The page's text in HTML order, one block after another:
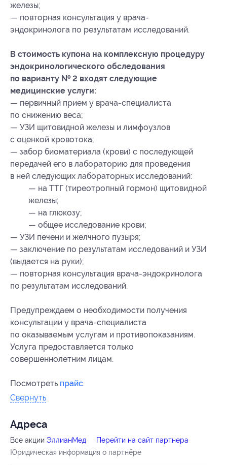
железы;
— повторная консультация у врача-
эндокринолога по результатам исследований.
В стоимость купона на комплексную процедуру
эндокринологического обследования
по варианту № 2 входят следующие
медицинские услуги:
— первичный прием у врача-специалиста
по снижению веса;
— УЗИ щитовидной железы и лимфоузлов
с оценкой кровотока;
— забор биоматериала (крови) с последующей
передачей его в лабораторию для проведения
в ней следующих лабораторных исследований:
— на ТТГ (тиреотропный гормон) щитовидной
железы;
— на глюкозу;
— общее исследование крови;
— УЗИ печени и желчного пузыря;
— заключение по результатам исследований и УЗИ
(выдается на руки);
— повторная консультация врача-эндокринолога
по результатам исследований.
Предупреждаем о необходимости получения
консультации у врача-специалиста
по оказываемым услугам и противопоказаниям.
Услуга предоставляется только
совершеннолетним лицам.
Посмотреть прайс.
Свернуть
Адресa
Все акции ЭллианМед
Перейти на сайт партнера
Юридическая информация о партнёре